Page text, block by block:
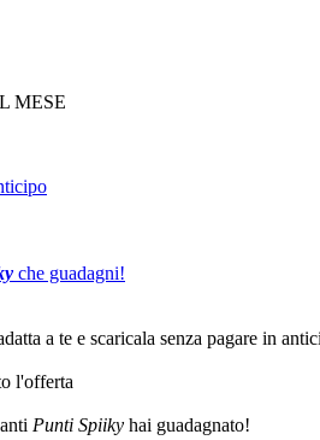
MESE
che guadagni!
a te e scaricala senza pagare in
l'offerta
Punti Spiiky hai guadagnato!